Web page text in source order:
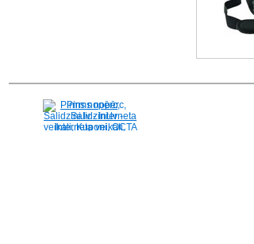
Pirms nopērc,
Salidzini.lv - Interneta
veikali, Kuponi, OCTA